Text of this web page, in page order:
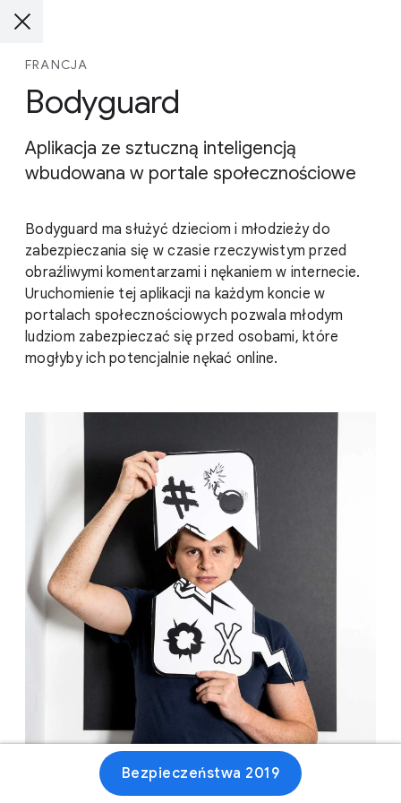
FRANCJA
Bodyguard
Aplikacja ze sztuczną inteligencją
wbudowana w portale społecznościowe
Bodyguard ma służyć dzieciom i młodzieży do
zabezpieczania się w czasie rzeczywistym przed
obraźliwymi komentarzami i nękaniem w internecie.
Uruchomienie tej aplikacji na każdym koncie w
portalach społecznościowych pozwala młodym
ludziom zabezpieczać się przed osobami, które
mogłyby ich potencjalnie nękać online.
Bezpieczeństwa 2019